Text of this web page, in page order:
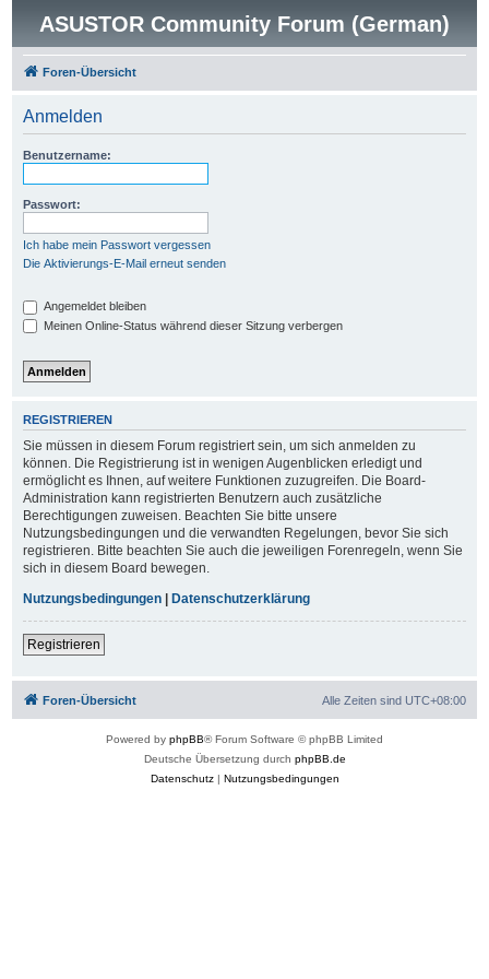
ASUSTOR Community Forum (German)
Foren-Übersicht
Anmelden
Benutzername:
Passwort:
Ich habe mein Passwort vergessen
Die Aktivierungs-E-Mail erneut senden
Angemeldet bleiben
Meinen Online-Status während dieser Sitzung verbergen
REGISTRIEREN
Sie müssen in diesem Forum registriert sein, um sich anmelden zu
können. Die Registrierung ist in wenigen Augenblicken erledigt und
ermöglicht es Ihnen, auf weitere Funktionen zuzugreifen. Die Board-
Administration kann registrierten Benutzern auch zusätzliche
Berechtigungen zuweisen. Beachten Sie bitte unsere
Nutzungsbedingungen und die verwandten Regelungen, bevor Sie sich
registrieren. Bitte beachten Sie auch die jeweiligen Forenregeln, wenn Sie
sich in diesem Board bewegen.
Nutzungsbedingungen| Datenschutzerklärung
Registrieren
Foren-Übersicht Alle Zeiten sind UTC+08:00
Powered by phpBB® Forum Software © phpBB Limited
Deutsche Übersetzung durch phpBB.de
Datenschutz| Nutzungsbedingungen